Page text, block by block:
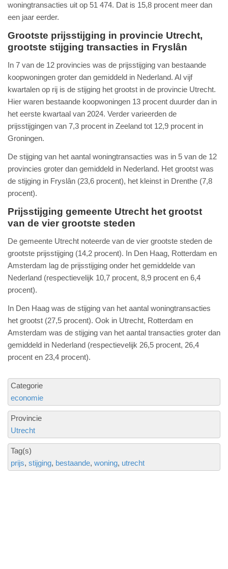
woningtransacties uit op 51 474. Dat is 15,8 procent meer dan
een jaar eerder.
Grootste prijsstijging in provincie Utrecht,
grootste stijging transacties in Fryslân
In 7 van de 12 provincies was de prijsstijging van bestaande
koopwoningen groter dan gemiddeld in Nederland. Al vijf
kwartalen op rij is de stijging het grootst in de provincie Utrecht.
Hier waren bestaande koopwoningen 13 procent duurder dan in
het eerste kwartaal van 2024. Verder varieerden de
prijsstijgingen van 7,3 procent in Zeeland tot 12,9 procent in
Groningen.
De stijging van het aantal woningtransacties was in 5 van de 12
provincies groter dan gemiddeld in Nederland. Het grootst was
de stijging in Fryslân (23,6 procent), het kleinst in Drenthe (7,8
procent).
Prijsstijging gemeente Utrecht het grootst
van de vier grootste steden
De gemeente Utrecht noteerde van de vier grootste steden de
grootste prijsstijging (14,2 procent). In Den Haag, Rotterdam en
Amsterdam lag de prijsstijging onder het gemiddelde van
Nederland (respectievelijk 10,7 procent, 8,9 procent en 6,4
procent).
In Den Haag was de stijging van het aantal woningtransacties
het grootst (27,5 procent). Ook in Utrecht, Rotterdam en
Amsterdam was de stijging van het aantal transacties groter dan
gemiddeld in Nederland (respectievelijk 26,5 procent, 26,4
procent en 23,4 procent).
Categorie
economie
Provincie
Utrecht
Tag(s)
prijs stijging bestaande woning utrecht